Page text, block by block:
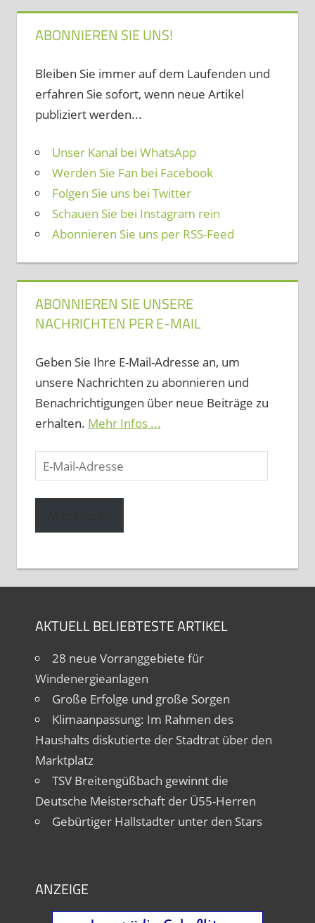
ABONNIEREN SIE UNS!
Bleiben Sie immer auf dem Laufenden und
erfahren Sie sofort, wenn neue Artikel
publiziert werden...
Unser Kanal bei WhatsApp
Werden Sie Fan bei Facebook
Folgen Sie uns bei Twitter
Schauen Sie bei Instagram rein
Abonnieren Sie uns per RSS-Feed
ABONNIEREN SIE UNSERE
NACHRICHTEN PER E-MAIL
Geben Sie Ihre E-Mail-Adresse an, um
unsere Nachrichten zu abonnieren und
Benachrichtigungen über neue Beiträge zu
erhalten. Mehr Infos ...
E-
Mail-
Adresse
AKTUELL BELIEBTESTE ARTIKEL
28 neue Vorranggebiete für
Windenergieanlagen
Große Erfolge und große Sorgen
Klimaanpassung: Im Rahmen des
Haushalts diskutierte der Stadtrat über den
Marktplatz
TSV Breitengüßbach gewinnt die
Deutsche Meisterschaft der Ü55-Herren
Gebürtiger Hallstadter unter den Stars
ANZEIGE